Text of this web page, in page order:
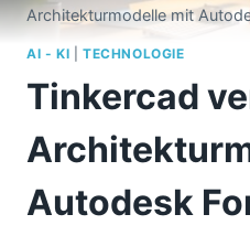
Architekturmodelle mit
AI - KI TECHNOLOGIE
Tinkercad
Autodesk